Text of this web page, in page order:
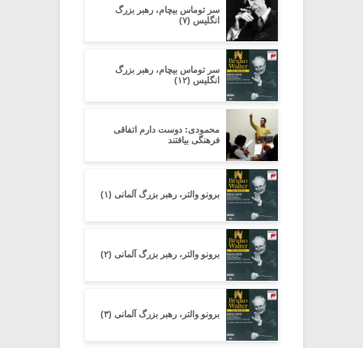
سر توماس بیچام، رهبر بزرگ
انگلیس (۷)
سر توماس بیچام، رهبر بزرگ
انگلیس (۱۲)
محمودی: دوست دارم اتفاقی
فرهنگی بیافتند
برونو والتر، رهبر بزرگ آلمانی (۱)
برونو والتر، رهبر بزرگ آلمانی (۲)
برونو والتر، رهبر بزرگ آلمانی (۳)